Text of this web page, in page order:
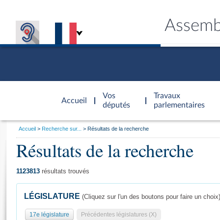
Accueil
d'accueil
Vos
députés
Travaux
parlementaires
Général
Vous
Accueil Recherche sur... Résultats de la recherche
Résultats de la recherche
1123813 résultats trouvés
LÉGISLATURE (Cliquez sur l'un des boutons pour faire un choix)
17e législature Précédentes législatures (X)